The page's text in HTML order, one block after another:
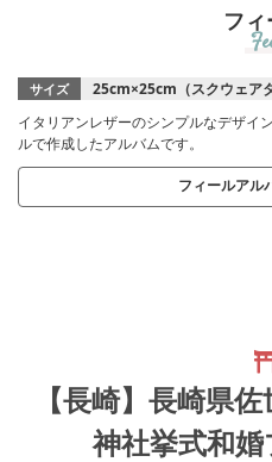
フィ
サイズ
25cm×25cm（スクウェア
イタリアンレザーのシンプルなデザイ
ルで作成したアルバムです。
フィールアル
【長崎】長崎県
神社挙式和婚